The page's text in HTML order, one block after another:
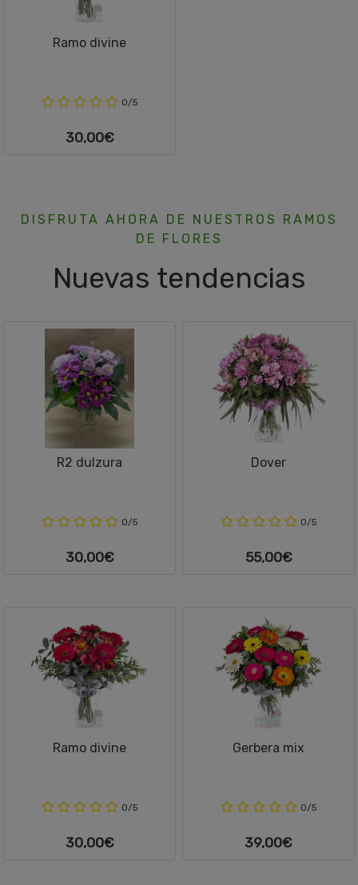
Ramo divine
0/5
30,00€
DISFRUTA AHORA DE NUESTROS RAMOS
DE FLORES
Nuevas tendencias
R2 dulzura
0/5
30,00€
Dover
0/5
55,00€
Ramo divine
0/5
30,00€
Gerbera mix
0/5
39,00€